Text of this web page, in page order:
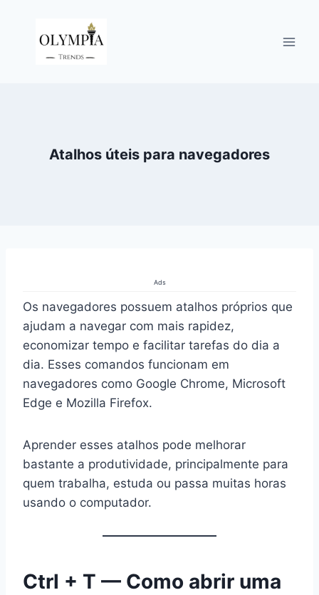
Atalhos úteis para navegadores
Ads
Os navegadores possuem atalhos próprios que
ajudam a navegar com mais rapidez,
economizar tempo e facilitar tarefas do dia a
dia. Esses comandos funcionam em
navegadores como Google Chrome, Microsoft
Edge e Mozilla Firefox.
Aprender esses atalhos pode melhorar
bastante a produtividade, principalmente para
quem trabalha, estuda ou passa muitas horas
usando o computador.
Ctrl + T — Como abrir uma